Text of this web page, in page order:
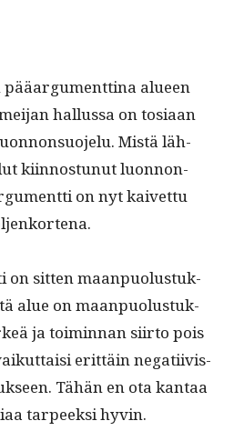
alueen
hal­lus­sa on tosi­aan
Mis­tä läh­
kiin­nos­tunut luon­non­
on nyt kaivet­tu
on sit­ten maan­puo­lus­tuk­
alue on maan­puo­lus­tuk­
ja toimin­nan siir­to pois
erit­täin negati­ivis­
Tähän en ota kan­taa
tarpeek­si hyvin.